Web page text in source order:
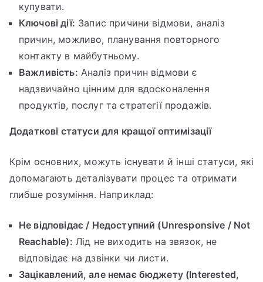
купувати.
Ключові дії: Запис причини відмови, аналіз
причин, можливо, планування повторного
контакту в майбутньому.
Важливість: Аналіз причин відмови є
надзвичайно цінним для вдосконалення
продуктів, послуг та стратегії продажів.
Додаткові статуси для кращої оптимізації
Крім основних, можуть існувати й інші статуси, які
допомагають деталізувати процес та отримати
глибше розуміння. Наприклад:
Не відповідає / Недоступний (Unresponsive / Not
Reachable): Лід не виходить на звязок, не
відповідає на дзвінки чи листи.
Зацікавлений, але немає бюджету (Interested,